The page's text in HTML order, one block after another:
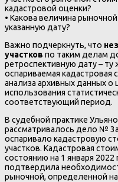
кадастровой оценки?
• Какова величина
указанную дату?
Важно подчеркнуть, что
участков по таким делам
ретроспективную дату –
оспариваемая кадастровая
анализа архивных данных
использования
соответствующий период.
В судебной практике
рассматривалось дело №
оспаривало кадастровую
участков. Кадастровая
состоянию на 1 января 2022
подтвердила
рыночной, определенной